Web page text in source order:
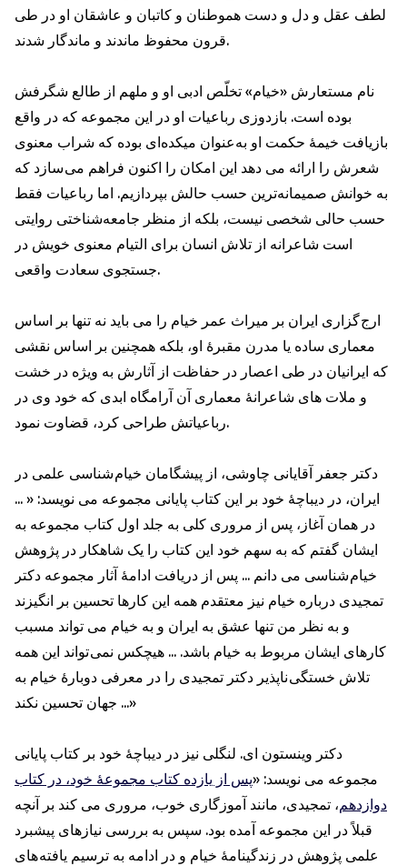
لطف عقل و دل و دست هموطنان و كاتبان و عاشقان او در طى
قرون محفوظ ماندند و ماندگار شدند.
نام مستعارش «خیام» تخلّص ادبى او و ملهم از طالع شگرفش
بوده است. بازدوزى رباعيات او در اين مجموعه كه در واقع
بازيافت خیمۀ حکمت او به‌عنوان میكده‌ای بوده که شراب معنوی
شعرش را ارائه مى دهد اين امكان را اكنون فراهم مى سازد كه
به خوانش صمیمانه‌ترین حسب حالش بپردازيم. اما رباعیات فقط
حسب حالى شخصى نیست، بلكه از منظر جامعه‌شناختی روایتى
است شاعرانه از تلاش انسان براى التيام معنوى خويش در
جستجوى سعادت واقعى.
ارج گزارى ايران بر میراث عمر خیام را مى بايد نه تنها بر اساس
معمارى ساده يا مدرن مقبرۀ او، بلکه همچنين بر اساس نقشی
که ایرانیان در طى اعصار در حفاظت از آثارش به ویژه در خشت
و ملات های شاعرانۀ معماری آن آرامگاه ابدی كه خود وى در
رباعياتش طراحی کرد، قضاوت نمود.
دكتر جعفر آقایانی چاوشی، از پيشگامان خيام شناسى علمى در
ايران، در ديباچۀ خود بر اين كتاب پايانى مجموعه می نويسد: « ...
در همان آغاز، پس از مروری کلی به جلد اول کتاب مجموعه به
ايشان گفتم كه به سهم خود این کتاب را یک شاهکار در پژوهش
خیام شناسی می دانم ... پس از دريافت ادامۀ آثار مجموعه دكتر
تمجيدى درباره خیام نيز معتقدم همه این کارها تحسین بر انگیزند
و به نظر من تنها عشق به ایران و به خیام می تواند مسبب
کارهای ايشان مربوط به خیام باشد. ... هیچکس نمی تواند این همه
تلاش خستگی ناپذیر دكتر تمجيدى را در معرفی دوبارۀ خیام به
جهان تحسین نکند ...»
دكتر وینستون ای. لنگلی نیز در ديباچۀ خود بر كتاب پايانى
مجموعه می نويسد: «پس از یازده کتاب مجموعۀ خود، در کتاب
دوازدهم، تمجيدى، مانند آموزگارى خوب، مروری مى كند بر آنچه
قبلاً در این مجموعه آمده بود. سپس به بررسی نیازهای پيشبرد
علمی پژوهش در زندگینامۀ خيام و در ادامه به ترسیم یافته های